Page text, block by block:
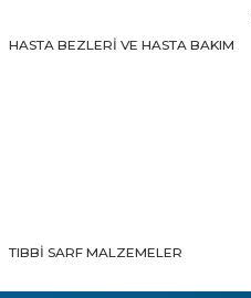
HASTA BEZLERİ VE HASTA BAKIM
TIBBİ SARF MALZEMELER